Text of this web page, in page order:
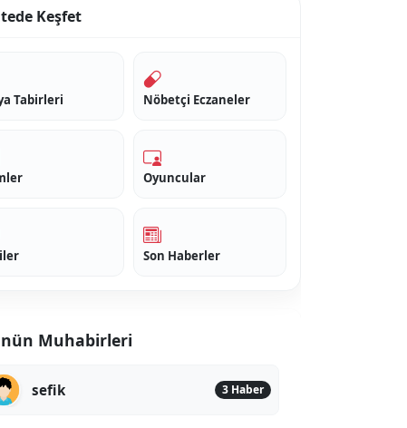
Keşfet
Tabirleri Nöbetçi Eczaneler
Oyuncular
Son Haberler
Muhabirleri
sefik 3 Haber